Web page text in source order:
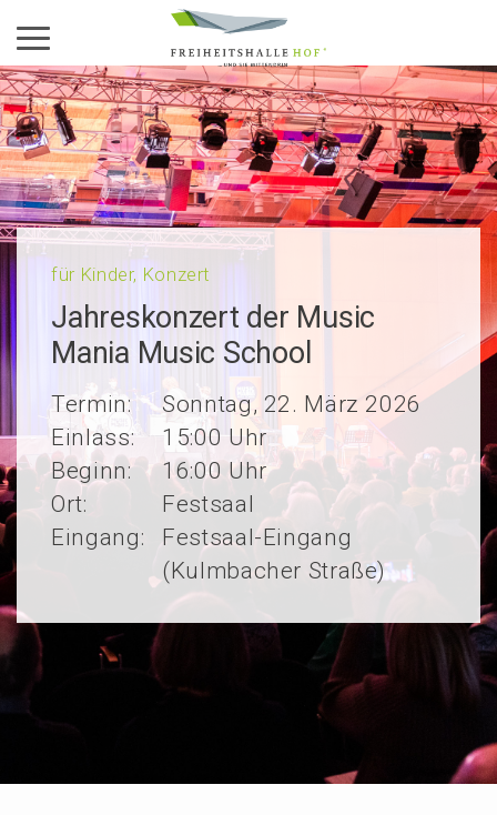
Aktiviere das Menü
für Kinder, Konzert
Jahres­kon­zert der Music
Mania Music School
Termin:
Sonntag, 22. März 2026
Einlass:
15:00 Uhr
Beginn:
16:00 Uhr
Ort:
Festsaal
Eingang:
Festsaal-Eingang
(Kulmbacher Straße)